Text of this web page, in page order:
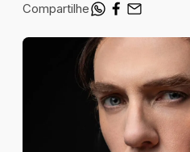
Compartilhe